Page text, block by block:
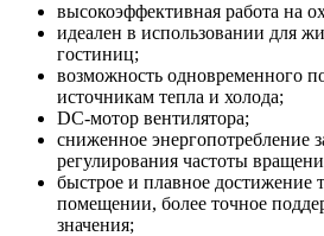
высокоэффективная работа на
идеален в использовании для
гостиниц;
возможность одновременного
источникам тепла и холода;
DC-мотор вентилятора;
сниженное энергопотребление
регулирования частоты
быстрое и плавное достижение
помещении, более точное
значения;